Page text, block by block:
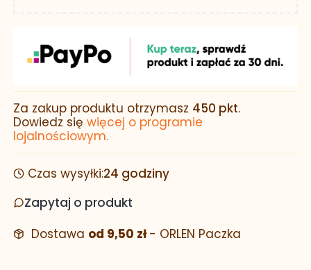
Za zakup produktu otrzymasz 450 pkt.
Dowiedz się więcej o programie
lojalnościowym.
Czas wysyłki:24 godziny
Zapytaj o produkt
Dostawa od 9,50 zł- ORLEN Paczka